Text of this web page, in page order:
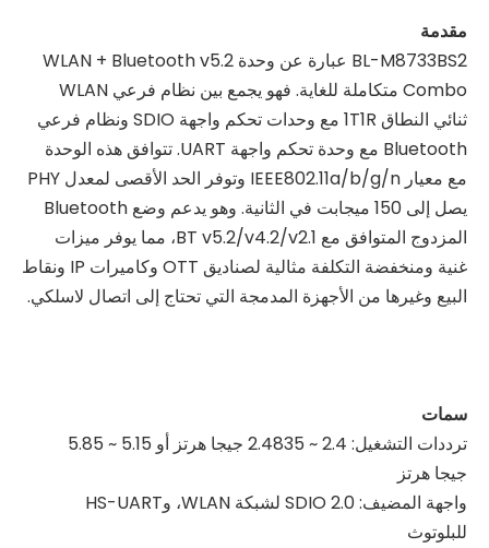
مقدمة
BL-M8733BS2 عبارة عن وحدة WLAN + Bluetooth v5.2
Combo متكاملة للغاية. فهو يجمع بين نظام فرعي WLAN
ثنائي النطاق 1T1R مع وحدات تحكم واجهة SDIO ونظام فرعي
Bluetooth مع وحدة تحكم واجهة UART. تتوافق هذه الوحدة
مع معيار IEEE802.11a/b/g/n وتوفر الحد الأقصى لمعدل PHY
يصل إلى 150 ميجابت في الثانية. وهو يدعم وضع Bluetooth
المزدوج المتوافق مع BT v5.2/v4.2/v2.1، مما يوفر ميزات
غنية ومنخفضة التكلفة مثالية لصناديق OTT وكاميرات IP ونقاط
البيع وغيرها من الأجهزة المدمجة التي تحتاج إلى اتصال لاسلكي.
سمات
ترددات التشغيل: 2.4 ~ 2.4835 جيجا هرتز أو 5.15 ~ 5.85
جيجا هرتز
واجهة المضيف: SDIO 2.0 لشبكة WLAN، وHS-UART
للبلوتوث